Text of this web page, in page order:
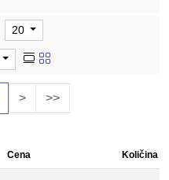
20
> >>
Cena Količina